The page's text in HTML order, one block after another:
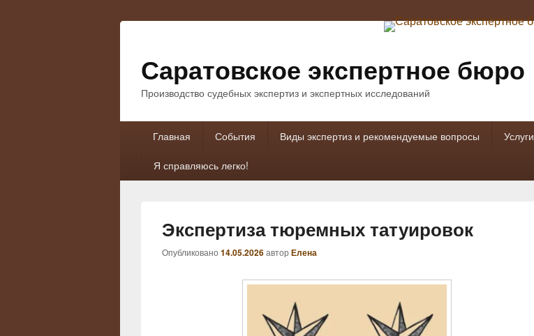
Саратовское экспертное бюро
Производство судебных экспертиз и экспертных исследований
Главная События Виды экспертиз и рекомендуемые вопросы Услуги
Я справляюсь легко!
Экспертиза тюремных татуировок
Опубликовано 14.05.2026автор Елена